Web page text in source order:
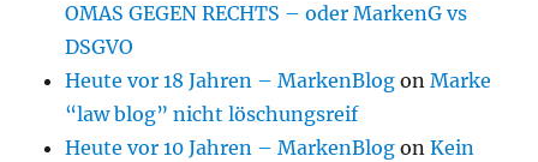
OMAS GEGEN RECHTS – oder MarkenG vs
DSGVO
Heute vor 18 Jahren – MarkenBlog onMarke
“law blog” nicht löschungsreif
Heute vor 10 Jahren – MarkenBlog onKein